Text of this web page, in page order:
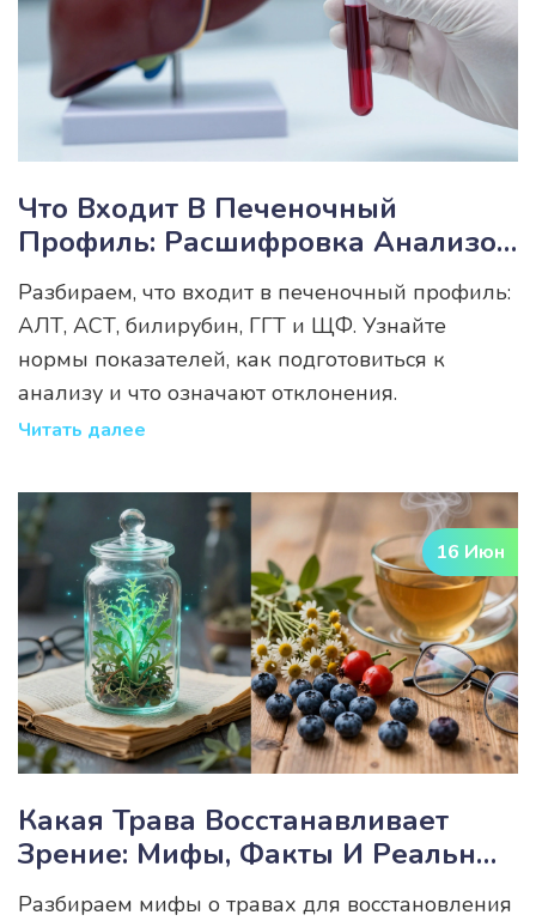
Что Входит В Печеночный
Профиль: Расшифровка Анализов
И Нормы
Разбираем, что входит в печеночный профиль:
АЛТ, АСТ, билирубин, ГГТ и ЩФ. Узнайте
нормы показателей, как подготовиться к
анализу и что означают отклонения.
Читать далее
16 Июн
Какая Трава Восстанавливает
Зрение: Мифы, Факты И Реальные
Методы
Разбираем мифы о травах для восстановления